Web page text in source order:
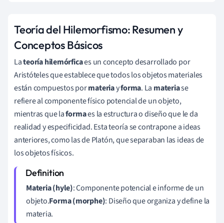
Teoría del Hilemorfismo: Resumen y
Conceptos Básicos
Lateoría hilemórficaes un concepto desarrollado por
Aristóteles que establece que todos los objetos materiales
están compuestos pormateriayforma. La materiase
refiere al componente físico potencial de un objeto,
mientras que laformaes la estructura o diseño que le da
realidad y especificidad. Esta teoría se contrapone a ideas
anteriores, como las de Platón, que separaban las ideas de
los objetos físicos.
Materia (hyle): Componente potencial e informe de un
objeto.Forma (morphe): Diseño que organiza y define la
materia.